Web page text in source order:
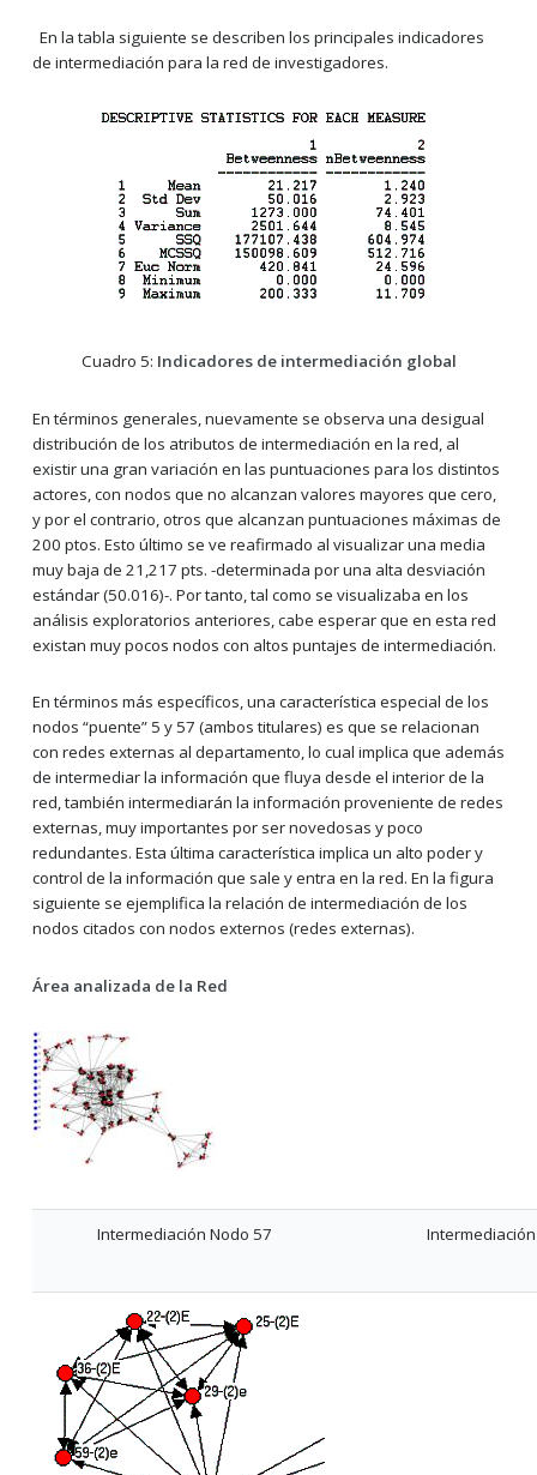
En la tabla siguiente se describen los principales indicadores
de intermediación para la red de investigadores.
Cuadro 5: Indicadores de intermediación global
En términos generales, nuevamente se observa una desigual
distribución de los atributos de intermediación en la red, al
existir una gran variación en las puntuaciones para los distintos
actores, con nodos que no alcanzan valores mayores que cero,
y por el contrario, otros que alcanzan puntuaciones máximas de
200 ptos. Esto último se ve reafirmado al visualizar una media
muy baja de 21,217 pts. -determinada por una alta desviación
estándar (50.016)-. Por tanto, tal como se visualizaba en los
análisis exploratorios anteriores, cabe esperar que en esta red
existan muy pocos nodos con altos puntajes de intermediación.
En términos más específicos, una característica especial de los
nodos “puente” 5 y 57 (ambos titulares) es que se relacionan
con redes externas al departamento, lo cual implica que además
de intermediar la información que fluya desde el interior de la
red, también intermediarán la información proveniente de redes
externas, muy importantes por ser novedosas y poco
redundantes. Esta última característica implica un alto poder y
control de la información que sale y entra en la red. En la figura
siguiente se ejemplifica la relación de intermediación de los
nodos citados con nodos externos (redes externas).
Área analizada de la Red
Intermediación Nodo 57